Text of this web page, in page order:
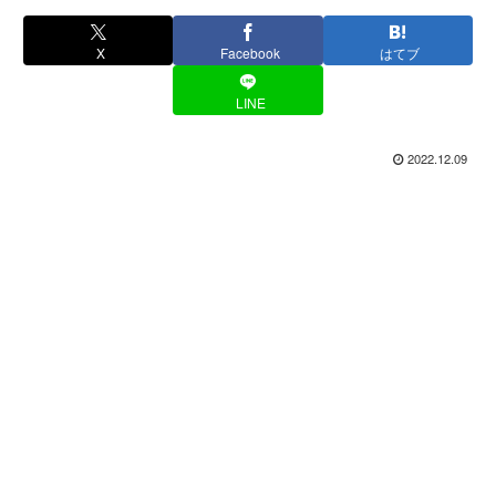
X Facebook はてブ
LINE
2022.12.09